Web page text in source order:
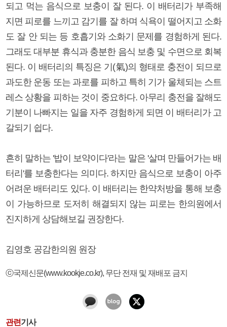
되고 먹는 음식으로 보충이 잘 된다. 이 배터리가 부족해
지면 피로를 느끼고 감기를 잘 하며 식욕이 떨어지고 소화
도 잘 안 되는 등 호흡기와 소화기 문제를 경험하게 된다.
그래도 대부분 휴식과 충분한 음식 보충 및 수면으로 회복
된다. 이 배터리의 특징은 기(氣)의 형태로 충전이 되므로
과도한 운동 또는 과로를 피하고 특히 기가 울체되는 스트
레스 상황을 피하는 것이 중요하다. 아무리 충전을 잘해도
기분이 나빠지는 일을 자주 경험하게 되면 이 배터리가 고
갈되기 쉽다.
흔히 말하는 '밥이 보약이다'라는 말은 '살며 만들어가는 배
터리'를 보충한다는 의미다. 하지만 음식으로 보충이 아주
어려운 배터리도 있다. 이 배터리는 한약처방을 통해 보충
이 가능하므로 도저히 해결되지 않는 피로는 한의원에서
진지하게 상담해보길 권장한다.
김영호 공감한의원 원장
ⓒ국제신문(www.kookje.co.kr), 무단 전재 및 재배포 금지
관련기사